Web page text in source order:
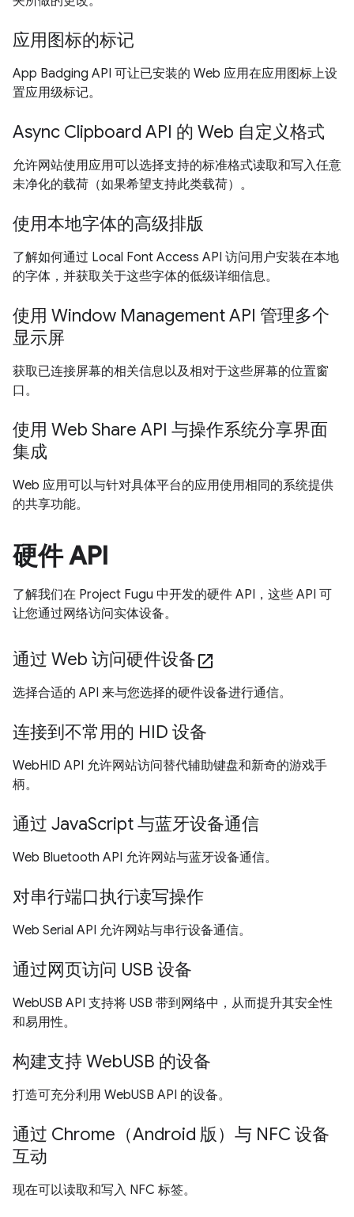
应用图标的标记
App Badging API 可让已安装的 Web 应用在应用图标上设
置应用级标记。
Async Clipboard API 的 Web 自定义格式
允许网站使用应用可以选择支持的标准格式读取和写入任意
未净化的载荷（如果希望支持此类载荷）。
使用本地字体的高级排版
了解如何通过 Local Font Access API 访问用户安装在本地
的字体，并获取关于这些字体的低级详细信息。
使用 Window Management API 管理多个
显示屏
获取已连接屏幕的相关信息以及相对于这些屏幕的位置窗
口。
使用 Web Share API 与操作系统分享界面
集成
Web 应用可以与针对具体平台的应用使用相同的系统提供
的共享功能。
硬件 API
了解我们在 Project Fugu 中开发的硬件 API，这些 API 可
让您通过网络访问实体设备。
通过 Web 访问硬件设备open_in_new
选择合适的 API 来与您选择的硬件设备进行通信。
连接到不常用的 HID 设备
WebHID API 允许网站访问替代辅助键盘和新奇的游戏手
柄。
通过 JavaScript 与蓝牙设备通信
Web Bluetooth API 允许网站与蓝牙设备通信。
对串行端口执行读写操作
Web Serial API 允许网站与串行设备通信。
通过网页访问 USB 设备
WebUSB API 支持将 USB 带到网络中，从而提升其安全性
和易用性。
构建支持 WebUSB 的设备
打造可充分利用 WebUSB API 的设备。
通过 Chrome（Android 版）与 NFC 设备
互动
现在可以读取和写入 NFC 标签。